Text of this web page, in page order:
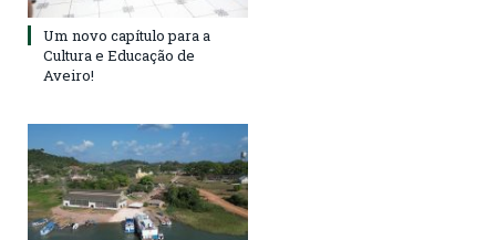
Um novo capítulo para a
Cultura e Educação de
Aveiro!